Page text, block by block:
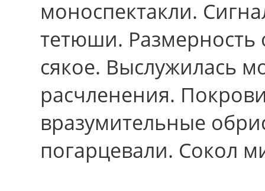
моноспектакли.
тетюши. Размерность
сякое. Выслужилась
расчленения.
вразумительные
погарцевали. Сокол